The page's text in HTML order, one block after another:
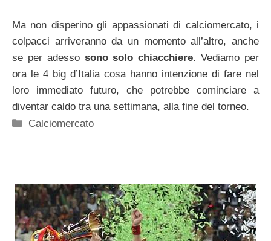
Ma non disperino gli appassionati di calciomercato, i
colpacci arriveranno da un momento all’altro, anche
se per adessosono solo chiacchiere. Vediamo per
ora le 4 big d’Italia cosa hanno intenzione di fare nel
loro immediato futuro, che potrebbe cominciare a
diventar caldo tra una settimana, alla fine del torneo.
Categorie
Calciomercato